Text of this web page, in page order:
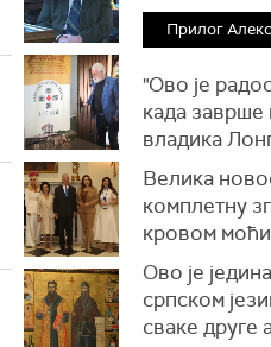
Прилог
"Ово је
када
владика
Велика
комплетну
кровом моћи
Ово је
српском
сваке